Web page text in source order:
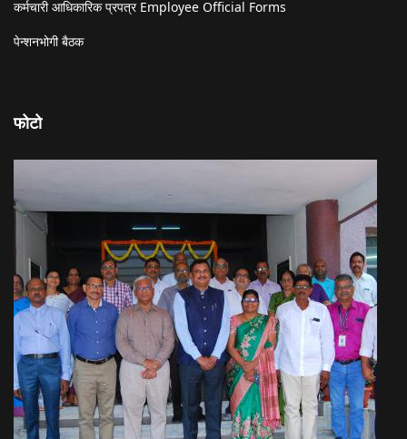
कर्मचारी आधिकारिक प्रपत्र Employee Official Forms
पेन्शनभोगी बैठक
फोटो